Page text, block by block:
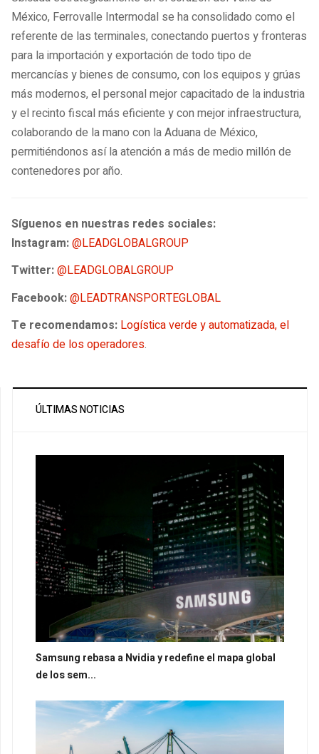
México, Ferrovalle Intermodal se ha consolidado como el
referente de las terminales, conectando puertos y fronteras
para la importación y exportación de todo tipo de
mercancías y bienes de consumo, con los equipos y grúas
más modernos, el personal mejor capacitado de la industria
y el recinto fiscal más eficiente y con mejor infraestructura,
colaborando de la mano con la Aduana de México,
permitiéndonos así la atención a más de medio millón de
contenedores por año.
Síguenos en nuestras redes sociales:
Instagram:@LEADGLOBALGROUP
Twitter:@LEADGLOBALGROUP
Facebook:@LEADTRANSPORTEGLOBAL
Te recomendamos: Logística verde y automatizada, el
desafío de los operadores.
ÚLTIMAS NOTICIAS
Samsung rebasa a Nvidia y redefine el mapa global
de los sem...